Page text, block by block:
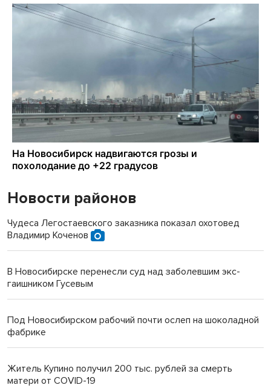
Новости районов
Чудеса Легостаевского заказника показал охотовед
Владимир Коченов
В Новосибирске перенесли суд над заболевшим экс-
гаишником Гусевым
Под Новосибирском рабочий почти ослеп на шоколадной
фабрике
Житель Купино получил 200 тыс. рублей за смерть
матери от COVID-19